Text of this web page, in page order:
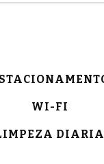
WI-FI
DIARIA